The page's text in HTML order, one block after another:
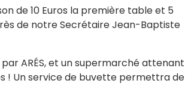
de 10 Euros la première table et 5
de notre Secrétaire Jean-Baptiste
ARÉS, et un supermarché attenant
! Un service de buvette permettra de